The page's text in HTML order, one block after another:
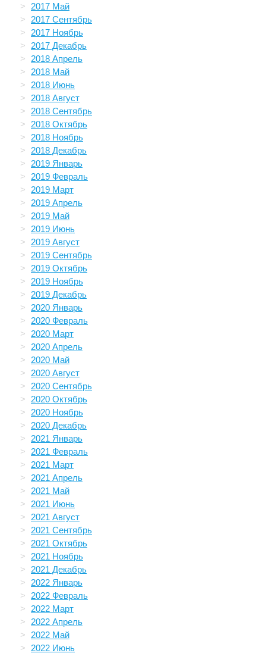
2017 Май
2017 Сентябрь
2017 Ноябрь
2017 Декабрь
2018 Апрель
2018 Май
2018 Июнь
2018 Август
2018 Сентябрь
2018 Октябрь
2018 Ноябрь
2018 Декабрь
2019 Январь
2019 Февраль
2019 Март
2019 Апрель
2019 Май
2019 Июнь
2019 Август
2019 Сентябрь
2019 Октябрь
2019 Ноябрь
2019 Декабрь
2020 Январь
2020 Февраль
2020 Март
2020 Апрель
2020 Май
2020 Август
2020 Сентябрь
2020 Октябрь
2020 Ноябрь
2020 Декабрь
2021 Январь
2021 Февраль
2021 Март
2021 Апрель
2021 Май
2021 Июнь
2021 Август
2021 Сентябрь
2021 Октябрь
2021 Ноябрь
2021 Декабрь
2022 Январь
2022 Февраль
2022 Март
2022 Апрель
2022 Май
2022 Июнь